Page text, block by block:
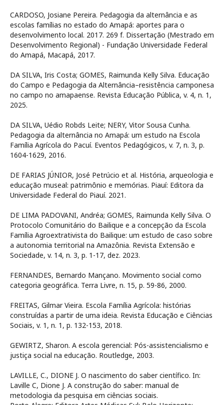
CARDOSO, Josiane Pereira. Pedagogia da alternância e as
escolas famílias no estado do Amapá: aportes para o
desenvolvimento local. 2017. 269 f. Dissertação (Mestrado em
Desenvolvimento Regional) - Fundação Universidade Federal
do Amapá, Macapá, 2017.
DA SILVA, Iris Costa; GOMES, Raimunda Kelly Silva. Educação
do Campo e Pedagogia da Alternância–resistência camponesa
no campo no amapaense. Revista Educação Pública, v. 4, n. 1,
2025.
DA SILVA, Uédio Robds Leite; NERY, Vitor Sousa Cunha.
Pedagogia da alternância no Amapá: um estudo na Escola
Família Agrícola do Pacuí. Eventos Pedagógicos, v. 7, n. 3, p.
1604-1629, 2016.
DE FARIAS JÚNIOR, José Petrúcio et al. História, arqueologia e
educação museal: patrimônio e memórias. Piauí: Editora da
Universidade Federal do Piauí. 2021.
DE LIMA PADOVANI, Andréa; GOMES, Raimunda Kelly Silva. O
Protocolo Comunitário do Bailique e a concepção da Escola
Família Agroextrativista do Bailique: um estudo de caso sobre
a autonomia territorial na Amazônia. Revista Extensão e
Sociedade, v. 14, n. 3, p. 1-17, dez. 2023.
FERNANDES, Bernardo Mançano. Movimento social como
categoria geográfica. Terra Livre, n. 15, p. 59-86, 2000.
FREITAS, Gilmar Vieira. Escola Família Agrícola: histórias
construídas a partir de uma ideia. Revista Educação e Ciências
Sociais, v. 1, n. 1, p. 132-153, 2018.
GEWIRTZ, Sharon. A escola gerencial: Pós-assistencialismo e
justiça social na educação. Routledge, 2003.
LAVILLE, C., DIONE J. O nascimento do saber científico. In:
Laville C, Dione J. A construção do saber: manual de
metodologia da pesquisa em ciências sociais.